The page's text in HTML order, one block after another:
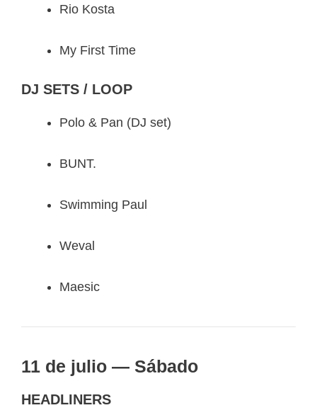
Rio Kosta
My First Time
DJ SETS / LOOP
Polo & Pan (DJ set)
BUNT.
Swimming Paul
Weval
Maesic
11 de julio — Sábado
HEADLINERS